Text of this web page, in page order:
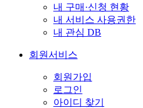
내 구매·신청 현황
내 서비스 사용권한
내 관심 DB
회원서비스
회원가입
로그인
아이디 찾기